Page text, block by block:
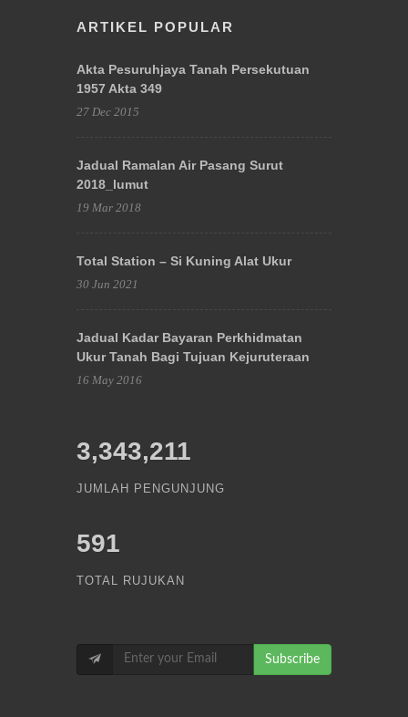
ARTIKEL POPULAR
Akta Pesuruhjaya Tanah Persekutuan
1957 Akta 349
27 Dec 2015
Jadual Ramalan Air Pasang Surut
2018_lumut
19 Mar 2018
Total Station – Si Kuning Alat Ukur
30 Jun 2021
Jadual Kadar Bayaran Perkhidmatan
Ukur Tanah Bagi Tujuan Kejuruteraan
16 May 2016
3,343,211
JUMLAH PENGUNJUNG
591
TOTAL RUJUKAN
Subscribe